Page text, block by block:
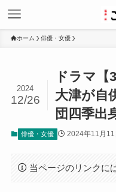
ホーム 俳優・女優
ドラマ
大津が自
団四季出
2024
12/26
俳優・女優 2024年11月11
当ページのリンクに